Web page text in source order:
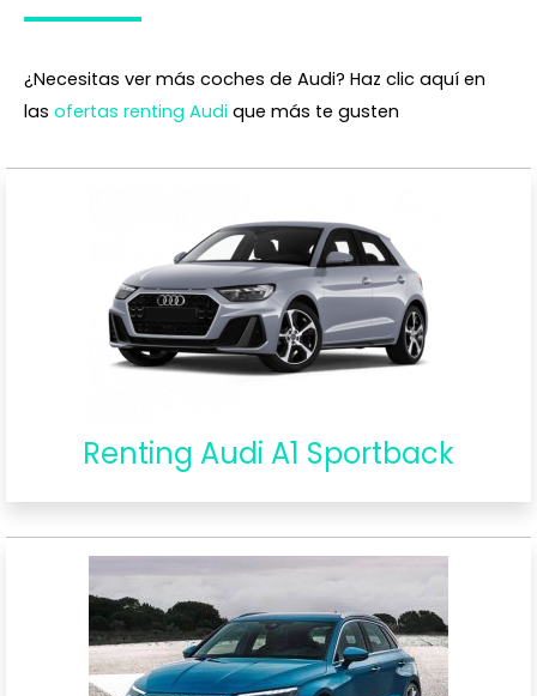
¿Necesitas ver más coches de Audi? Haz clic aquí en
las ofertas renting Audi que más te gusten
Renting Audi A1 Sportback